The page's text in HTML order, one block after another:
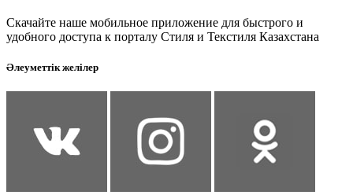
Скачайте наше мобильное приложение для быстрого и
удобного доступа к порталу Стиля и Текстиля Казахстана
Әлеуметтік желілер